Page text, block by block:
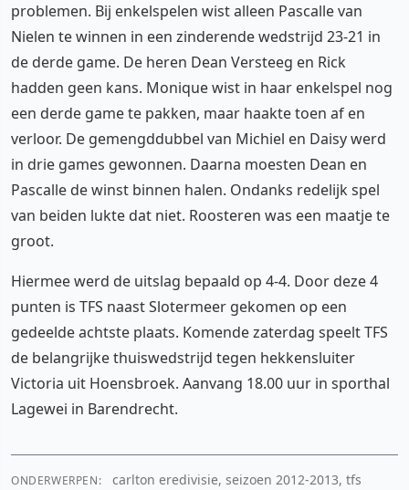
problemen. Bij enkelspelen wist alleen Pascalle van
Nielen te winnen in een zinderende wedstrijd 23-21 in
de derde game. De heren Dean Versteeg en Rick
hadden geen kans. Monique wist in haar enkelspel nog
een derde game te pakken, maar haakte toen af en
verloor. De gemengddubbel van Michiel en Daisy werd
in drie games gewonnen. Daarna moesten Dean en
Pascalle de winst binnen halen. Ondanks redelijk spel
van beiden lukte dat niet. Roosteren was een maatje te
groot.
Hiermee werd de uitslag bepaald op 4-4. Door deze 4
punten is TFS naast Slotermeer gekomen op een
gedeelde achtste plaats. Komende zaterdag speelt TFS
de belangrijke thuiswedstrijd tegen hekkensluiter
Victoria uit Hoensbroek. Aanvang 18.00 uur in sporthal
Lagewei in Barendrecht.
ONDERWERPEN:
carlton eredivisie, seizoen 2012-2013, tfs